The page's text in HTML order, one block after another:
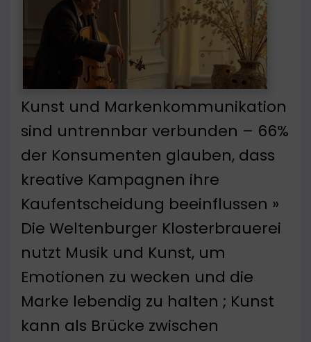
Kunst und Markenkommunikation
sind untrennbar verbunden – 66%
der Konsumenten glauben, dass
kreative Kampagnen ihre
Kaufentscheidung beeinflussen »
Die Weltenburger Klosterbrauerei
nutzt Musik und Kunst, um
Emotionen zu wecken und die
Marke lebendig zu halten ; Kunst
kann als Brücke zwischen